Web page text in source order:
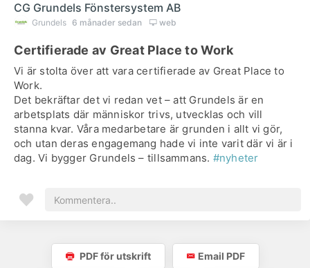
CG Grundels Fönstersystem AB
Grundels 6 månader sedan web
Certifierade av Great Place to Work
Vi är stolta över att vara certifierade av Great Place to
Work.
Det bekräftar det vi redan vet – att Grundels är en
arbetsplats där människor trivs, utvecklas och vill
stanna kvar. Våra medarbetare är grunden i allt vi gör,
och utan deras engagemang hade vi inte varit där vi är i
dag. Vi bygger Grundels – tillsammans. #nyheter
PDF för utskrift Email PDF